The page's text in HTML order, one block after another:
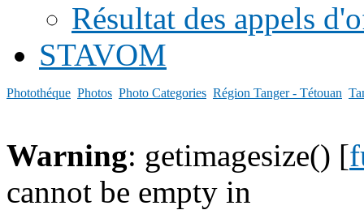
Résultat des appels
STAVOM
Photothéque Photos Photo Categories Région Tanger - Tétouan
Warning: getimagesize() [
cannot be empty in